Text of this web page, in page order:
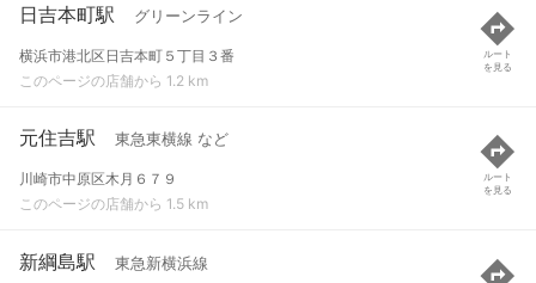
日吉本町駅 グリーンライン
横浜市港北区日吉本町５丁目３番
このページの店舗から 1.2 km
ルート
を見る
元住吉駅 東急東横線 など
川崎市中原区木月６７９
このページの店舗から 1.5 km
ルート
を見る
新綱島駅 東急新横浜線